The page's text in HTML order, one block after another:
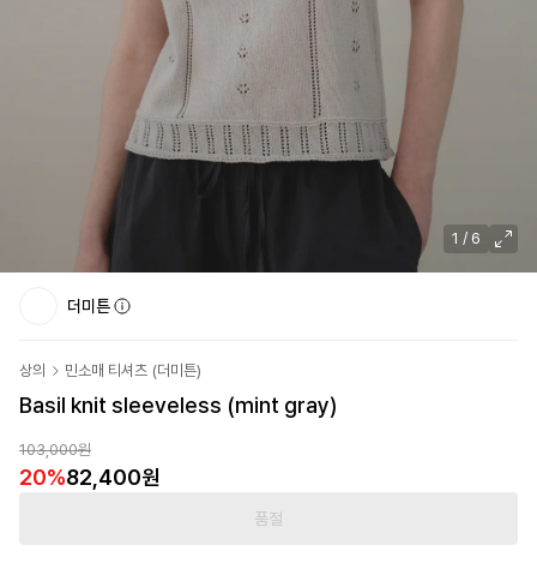
1 / 6
더미튼
상의 민소매 티셔츠 (더미튼)
Basil knit sleeveless (mint gray)
103,000원
20%82,400원
품절